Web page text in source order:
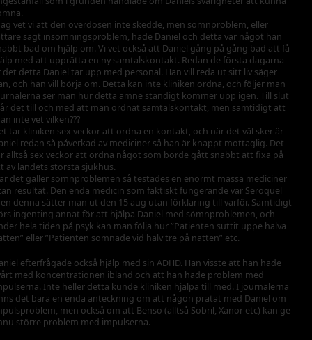
vet vi att den överdosen inte skedde, men sömnproblem, eller
sagt insomningsproblem, hade Daniel och detta var något han
bad om hjälp om. Vi vet också att Daniel gång på gång bad att få
med att upprätta en ny samtalskontakt. Redan de första dagarna
det detta Daniel tar upp med personal. Han vill reda ut sitt liv säger
och han vill börja om. Detta kan inte kliniken ordna, och följer man
ser man hur detta ämne ständigt kommer upp igen. Till slut
det till och med att man ordnat samtalskontakt, men samtidigt att
inte vet vilken???
tar kliniken sex veckor att ordna en kontakt, och när det väl sker är
redan så påverkad av mediciner så han är knappt mottaglig. Det
alltså sex veckor att ordna något som borde gått snabbt att fixa på
av landets största sjukhus.
det gäller sömnproblemen så testades en enormt massa mediciner
resultat. Den enda medicin som faktiskt fungerande var Seroquel
denna sätter man ut den 15 aug utan förklaring till varför. Samtidigt
ingenting annat för att hjälpa Daniel med sömnproblemen, och
hela tiden på psyk kan man följa hur ”Patienten suttit uppe halva
eller ”Patienten somnade vid halv tre på natten” etc.
efterfrågade också hjälp med sin ADHD. Han visste att han hade
med koncentrationen ibland och att han hade problem med
Inte heller detta kunde kliniken hjälpa till med. I journalerna
det bara en enda anteckning om att någon pratat med Daniel om
men också om att Benso (alltså Sobril, Xanor etc) kan ge
större problem med impulserna.